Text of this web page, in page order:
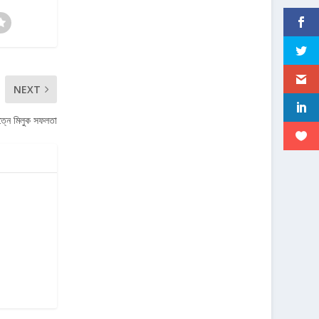
NEXT
মিলুক সফলতা